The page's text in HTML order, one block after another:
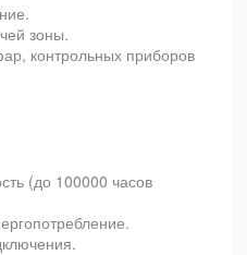
зоны.
контрольных приборов
(до 100000 часов